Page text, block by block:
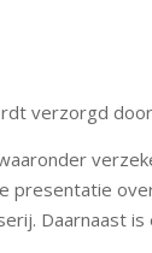
verzorgd door
presentatie
Daarnaast